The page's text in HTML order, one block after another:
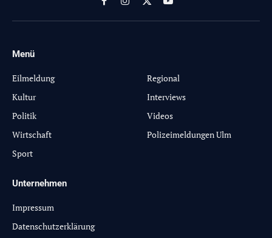
FacebookInstagram
X
(Twitter)
YouTube
Menü
Eilmeldung
Kultur
Politik
Wirtschaft
Sport
Regional
Interviews
Videos
Polizeimeldungen Ulm
Unternehmen
Impressum
Datenschutzerklärung